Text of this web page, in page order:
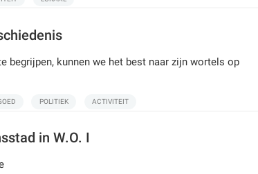
begrijpen, kunnen we het best naar zijn wortels op
POLITIEK ACTIVITEIT
in W.O. I